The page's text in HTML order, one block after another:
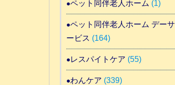
ペット同伴老人ホーム (1)
ペット同伴老人ホーム デーサ
ービス (164)
レスパイトケア (55)
わんケア (339)